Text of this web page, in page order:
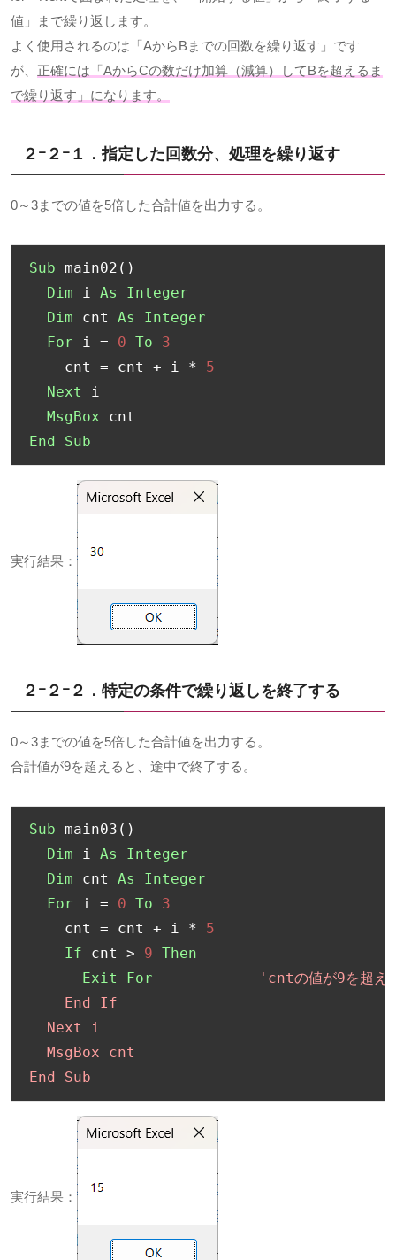
値」まで繰り返します。
よく使用されるのは「AからBまでの回数を繰り返す」です
が、 正確には「AからCの数だけ加算（減算）してBを超えるま
で繰り返す」になります。
２ｰ２ｰ１．指定した回数分、処理を繰り返す
0～3までの値を5倍した合計値を出力する。
Sub main02 ()
Dim i As
Integer
Dim cnt As
Integer
For i = 0 To
3
    cnt
= cnt + i *
5
Next
i
MsgBox
End
Sub
実行結果：
２ｰ２ｰ２．特定の条件で繰り返しを終了する
0～3までの値を5倍した合計値を出力する。
合計値が9を超えると、途中で終了する。
Sub main03 ()
Dim i As
Integer
Dim cnt As
Integer
For i = 0 To
3
    cnt
= cnt + i *
5
If cnt > 9 Then
Exit
For
'cntの値が9を超え
    End If
  Next i
  MsgBox cnt
End Sub
実行結果：